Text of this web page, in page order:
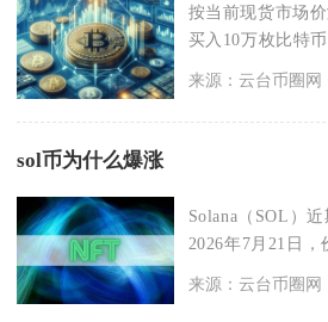
按当前现货市场
买入10万枚比特
来源：云台币圈网
sol币为什么爆涨
Solana（SOL）
2026年7月21日，
来源：云台币圈网